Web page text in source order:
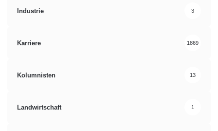
Industrie 3
Karriere 1869
Kolumnisten 13
Landwirtschaft 1